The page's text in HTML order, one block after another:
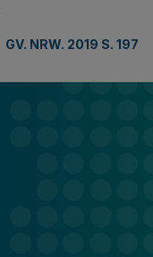
GV. NRW. 2019 S. 197